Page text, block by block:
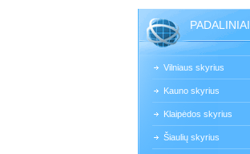
PADALINIAI
Vilniaus skyrius
Kauno skyrius
Klaipėdos skyrius
Šiaulių skyrius